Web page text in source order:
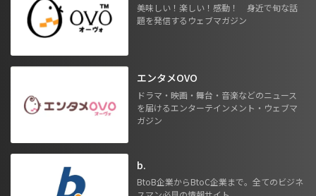
美味しい！楽しい！感動！ 身近で旬な話
題を発信するウェブマガジン
エンタメOVO
ドラマ・映画・舞台・音楽などのニュース
を届けるエンターテインメント・ウェブマ
ガジン
b.
BtoB企業からBtoC企業まで。全てのビジネ